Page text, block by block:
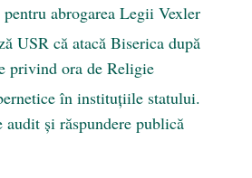
abrogarea Legii Vexler
USR că atacă Biserica după
privind ora de Religie
în instituțiile statului.
și răspundere publică